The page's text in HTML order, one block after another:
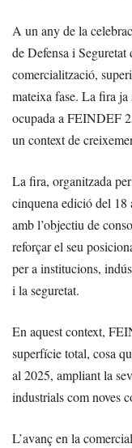
A un any de la
de Defensa i
comercialització,
mateixa fase. La fira
ocupada a FEINDEF
un context de
La fira, organitzada
cinquena edició del
amb l’objectiu de
reforçar el seu
per a institucions,
i la seguretat.
En aquest context,
superfície total, cosa
al 2025, ampliant la
industrials com noves
L’avanç en la